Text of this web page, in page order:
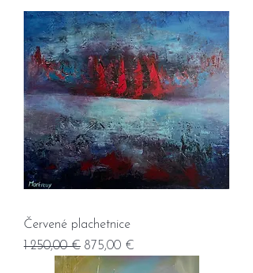
Červené plachetnice
Prix original
1 250,00 € Prix promotionnel
875,00 €